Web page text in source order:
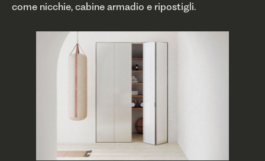
come nicchie, cabine armadio e ripostigli.